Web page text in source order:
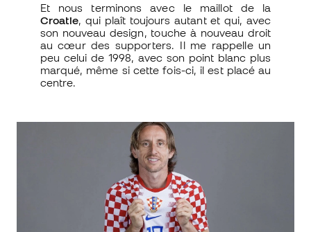
Et nous terminons avec le maillot de la
Croatie, qui plaît toujours autant et qui, avec
son nouveau design, touche à nouveau droit
au cœur des supporters. Il me rappelle un
peu celui de 1998, avec son point blanc plus
marqué, même si cette fois-ci, il est placé au
centre.